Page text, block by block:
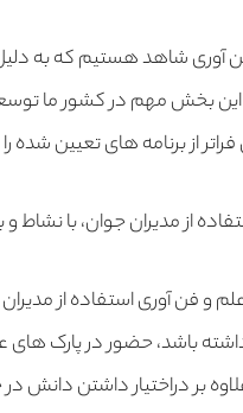
آوری شاهد هستیم که به
این بخش مهم در کشور ما
از برنامه های تعیین شده
از مدیران جوان، با نشاط و
و فن آوری استفاده از
باشد، حضور در پارک های
بر دراختیار داشتن دانش در